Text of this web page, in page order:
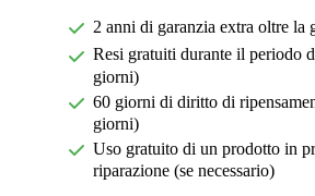
2 anni di garanzia extra oltre la
Resi gratuiti durante il periodo
giorni)
60 giorni di diritto di
giorni)
Uso gratuito di un prodotto in
riparazione (se necessario)